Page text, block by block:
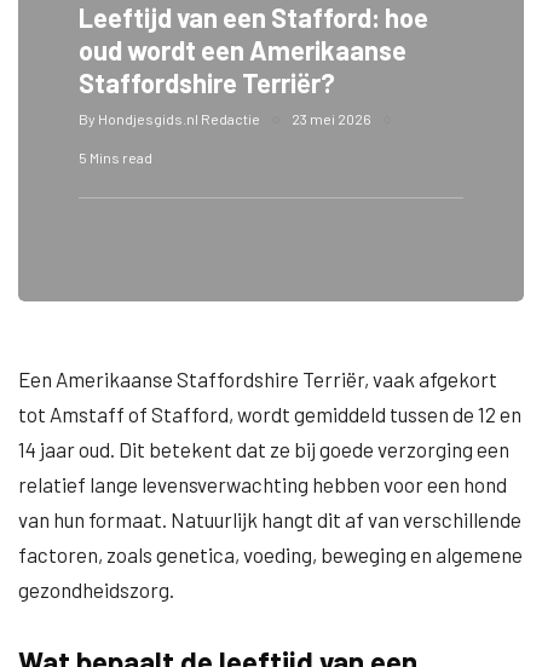
Leeftijd van een Stafford: hoe
oud wordt een Amerikaanse
Staffordshire Terriër?
By Hondjesgids.nl Redactie 23 mei 2026
5 Mins read
Een Amerikaanse Staffordshire Terriër, vaak afgekort
tot Amstaff of Stafford, wordt gemiddeld tussen de 12 en
14 jaar oud. Dit betekent dat ze bij goede verzorging een
relatief lange levensverwachting hebben voor een hond
van hun formaat. Natuurlijk hangt dit af van verschillende
factoren, zoals genetica, voeding, beweging en algemene
gezondheidszorg.